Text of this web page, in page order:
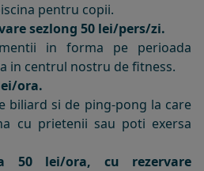
pentru copii.
sezlong 50 lei/pers/zi.
in forma pe perioada
in centrul nostru de fitness.
ora.
biliard si de ping-pong la care
cu prietenii sau poti exersa
50 lei/ora, cu rezervare